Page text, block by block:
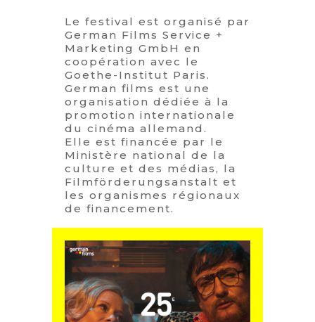
Le festival est organisé par
German Films Service +
Marketing GmbH en
coopération avec le
Goethe-Institut Paris.
German films est une
organisation dédiée à la
promotion internationale
du cinéma allemand.
Elle est financée par le
Ministère national de la
culture et des médias, la
Filmförderungsanstalt et
les organismes régionaux
de financement.